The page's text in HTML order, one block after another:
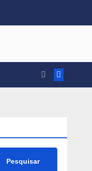
Pesquisar